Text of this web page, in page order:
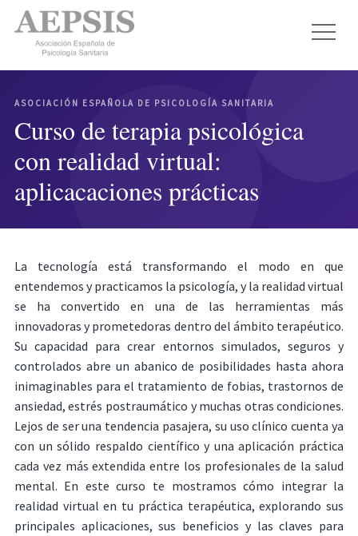
ASOCIACIÓN ESPAÑOLA DE PSICOLOGÍA SANITARIA
Curso de terapia psicológica
con realidad virtual:
aplicacaciones prácticas
La tecnología está transformando el modo en que
entendemos y practicamos la psicología, y la realidad virtual
se ha convertido en una de las herramientas más
innovadoras y prometedoras dentro del ámbito terapéutico.
Su capacidad para crear entornos simulados, seguros y
controlados abre un abanico de posibilidades hasta ahora
inimaginables para el tratamiento de fobias, trastornos de
ansiedad, estrés postraumático y muchas otras condiciones.
Lejos de ser una tendencia pasajera, su uso clínico cuenta ya
con un sólido respaldo científico y una aplicación práctica
cada vez más extendida entre los profesionales de la salud
mental. En este curso te mostramos cómo integrar la
realidad virtual en tu práctica terapéutica, explorando sus
principales aplicaciones, sus beneficios y las claves para